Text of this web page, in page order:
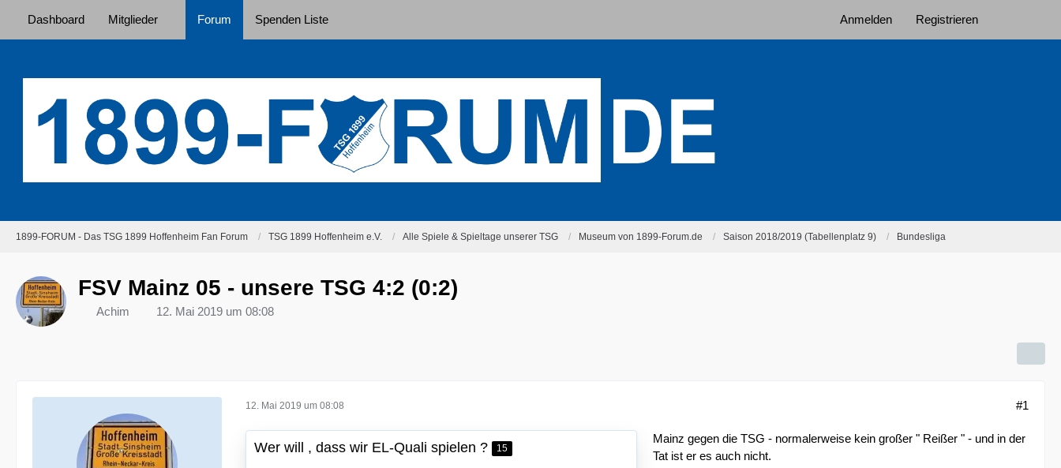
Dashboard Mitglieder Forum Spenden Liste Anmelden Registrieren
1899-FORUM - Das TSG 1899 Hoffenheim Fan Forum TSG 1899 Hoffenheim e.V. Alle Spiele & Spieltage unserer TSG Museum von 1899-Forum.de Saison 2018/2019 (Tabellenplatz 9) Bundesliga
FSV Mainz 05 - unsere TSG 4:2 (0:2)
Achim 12. Mai 2019 um 08:08
12. Mai 2019 um 08:08 #1
Wer will , dass wir EL-Quali spielen ? 15
Mainz gegen die TSG - normalerweise kein großer " Reißer " - und in der
Tat ist er es auch nicht.